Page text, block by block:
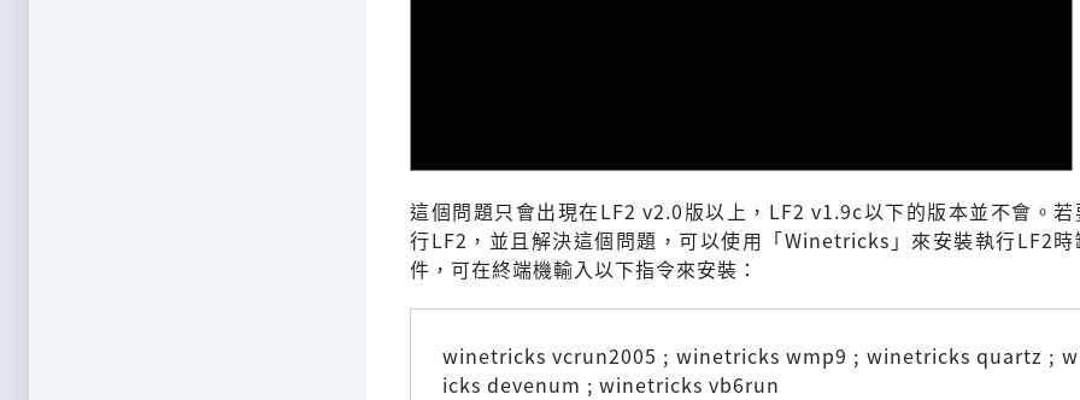
這個問題只會出現在LF2 v2.0版以上，LF2 v1.9c以下的版本並不會。
行LF2，並且解決這個問題，可以使用「Winetricks」來安裝執行LF2
件，可在終端機輸入以下指令來安裝：
winetricks vcrun2005 ; winetricks wmp9 ; winetricks quartz ;
icks devenum ; winetricks vb6run